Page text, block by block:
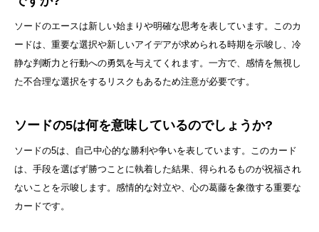
ソードのエースは新しい始まりや明確な思考を表しています。このカ
ードは、重要な選択や新しいアイデアが求められる時期を示唆し、冷
静な判断力と行動への勇気を与えてくれます。一方で、感情を無視し
た不合理な選択をするリスクもあるため注意が必要です。
ソードの5は何を意味しているのでしょうか?
ソードの5は、自己中心的な勝利や争いを表しています。このカード
は、手段を選ばず勝つことに執着した結果、得られるものが祝福され
ないことを示唆します。感情的な対立や、心の葛藤を象徴する重要な
カードです。